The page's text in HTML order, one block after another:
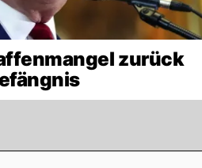
zurück